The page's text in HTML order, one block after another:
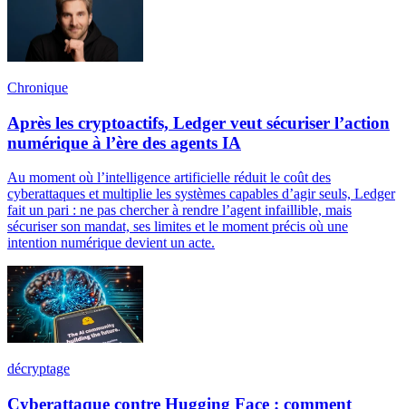
Chronique
Après les cryptoactifs, Ledger veut sécuriser l’action
numérique à l’ère des agents IA
Au moment où l’intelligence artificielle réduit le coût des
cyberattaques et multiplie les systèmes capables d’agir seuls, Ledger
fait un pari : ne pas chercher à rendre l’agent infaillible, mais
sécuriser son mandat, ses limites et le moment précis où une
intention numérique devient un acte.
décryptage
Cyberattaque contre Hugging Face : comment